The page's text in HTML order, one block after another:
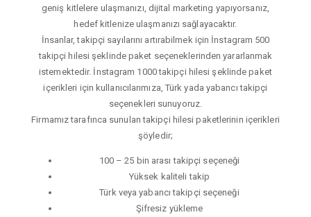
geniş kitlelere ulaşmanızı, dijital marketing yapıyorsanız,
hedef kitlenize ulaşmanızı sağlayacaktır.
İnsanlar, takipçi sayılarını artırabilmek için İnstagram 500
takipçi hilesi şeklinde paket seçeneklerinden yararlanmak
istemektedir. İnstagram 1000 takipçi hilesi şeklinde paket
içerikleri için kullanıcılarımıza, Türk yada yabancı takipçi
seçenekleri sunuyoruz.
Firmamız tarafınca sunulan takipçi hilesi paketlerinin içerikleri
şöyledir;
100 – 25 bin arası takipçi seçeneği
Yüksek kaliteli takip
Türk veya yabancı takipçi seçeneği
Şifresiz yükleme